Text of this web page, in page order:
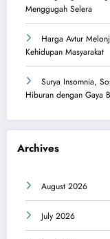
Menggugah Selera
Harga Avtur
Kehidupan Masyarakat
Surya Insomnia,
Hiburan dengan Gaya
Archives
August 2026
July 2026